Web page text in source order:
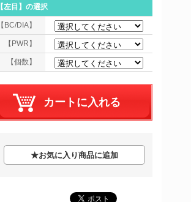
【左目】 の選択
【BC/DIA】
【PWR】
【個数】
★お気に入り商品に追加